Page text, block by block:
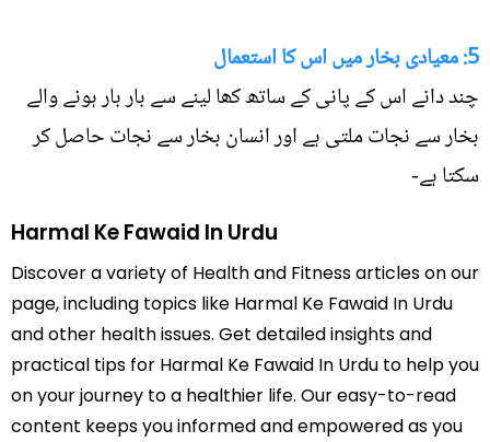
5: معیادی بخار میں اس کا استعمال
چند دانے اس کے پانی کے ساتھ کھا لینے سے بار بار ہونے والے
بخار سے نجات ملتی ہے اور انسان بخار سے نجات حاصل کر
سکتا ہے-
Harmal Ke Fawaid In Urdu
Discover a variety of Health and Fitness articles on our
page, including topics like Harmal Ke Fawaid In Urdu
and other health issues. Get detailed insights and
practical tips for Harmal Ke Fawaid In Urdu to help you
on your journey to a healthier life. Our easy-to-read
content keeps you informed and empowered as you